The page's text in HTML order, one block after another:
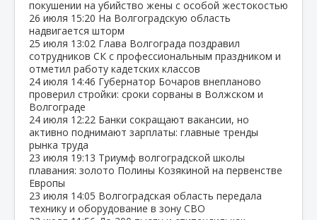
покушении на убийство жены с особой жестокостью
26 июля 15:20 На Волгоградскую область
надвигается шторм
25 июля 13:02 Глава Волгограда поздравил
сотрудников СК с профессиональным праздником и
отметил работу кадетских классов
24 июля 14:46 Губернатор Бочаров внепланово
проверил стройки: сроки сорваны в Волжском и
Волгограде
24 июля 12:22 Банки сокращают вакансии, но
активно поднимают зарплаты: главные тренды
рынка труда
23 июля 19:13 Триумф волгоградской школы
плавания: золото Полины Козякиной на первенстве
Европы
23 июля 14:05 Волгоградская область передала
технику и оборудование в зону СВО